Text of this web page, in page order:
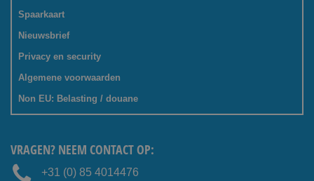
Spaarkaart
Nieuwsbrief
Privacy en security
Algemene voorwaarden
Non EU: Belasting / douane
VRAGEN? NEEM CONTACT OP:
+31 (0) 85 4014476